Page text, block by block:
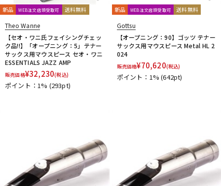
新品 WEB注文店頭受取可 送料無料
Theo Wanne
【セオ・ワニ氏フェイシングチェッ
ク品!!】「オープニング：5」テナー
サックス用マウスピース セオ・ワニ
ESSENTIALS JAZZ AMP
販売価格¥32,230(税込)
ポイント：1% (293pt)
新品 WEB注文店頭受取可 送料無料
Gottsu
【オープニング：90】ゴッツ テナー
サックス用マウスピース Metal HL 2
024
販売価格¥70,620(税込)
ポイント：1%(642pt)